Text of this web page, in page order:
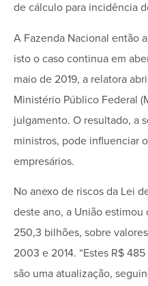
de cálculo para incidência
A Fazenda Nacional então
isto o caso continua em
maio de 2019, a relatora
Ministério Público Federal
julgamento. O resultado, a
ministros, pode influenciar
empresários.
No anexo de riscos da Lei
deste ano, a União
250,3 bilhões, sobre
2003 e 2014. “Estes R$
são uma atualização,